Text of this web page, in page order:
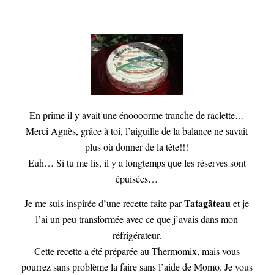
En prime il y avait une énoooorme tranche de raclette…
Merci Agnès, grâce à toi, l’aiguille de la balance ne savait
plus où donner de la tête!!!
Euh… Si tu me lis, il y a longtemps que les réserves sont
épuisées…
Je me suis inspirée d’une recette faite parTatagâteau et je
l’ai un peu transformée avec ce que j’avais dans mon
réfrigérateur.
Cette recette a été préparée au Thermomix, mais vous
pourrez sans problème la faire sans l’aide de Momo. Je vous